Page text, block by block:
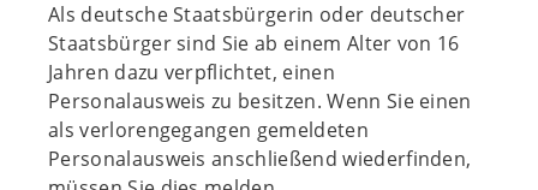
Als deutsche Staatsbürgerin oder deutscher
Staatsbürger sind Sie ab einem Alter von 16
Jahren dazu verpflichtet, einen
Personalausweis zu besitzen. Wenn Sie einen
als verlorengegangen gemeldeten
Personalausweis anschließend wiederfinden,